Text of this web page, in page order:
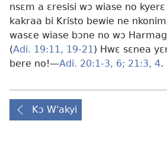
nsɛm a ɛresisi wɔ wiase no
kakraa bi Kristo bewie ne
wasɛe wiase bɔne no wɔ
(Adi. 19:11, 19-21) Hwɛ sɛnea
bere no!—Adi. 20:1-3, 6; 21:3, 4.
Kɔ W'akyi